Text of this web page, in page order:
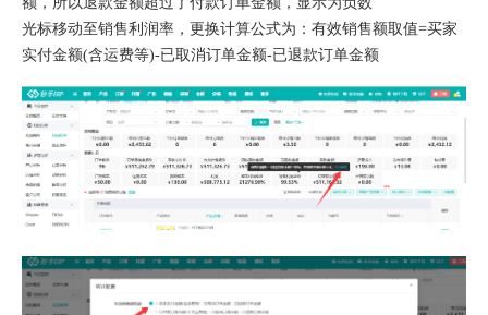
光标移动至销售利润率，更换计算公式为：有效销售额取值=买家
实付金额(含运费等)-已取消订单金额-已退款订单金额